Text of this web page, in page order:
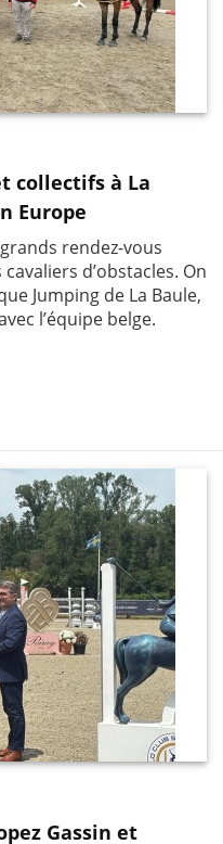
collectifs à La
Europe
rendez-vous
d’obstacles. On
Jumping de La Baule,
l’équipe belge.
Gassin et